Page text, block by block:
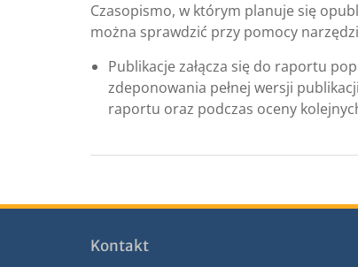
Czasopismo, w którym planuje się
można sprawdzić przy pomocy
Publikacje załącza się do raportu
zdeponowania pełnej wersji
raportu oraz podczas oceny
Kontakt